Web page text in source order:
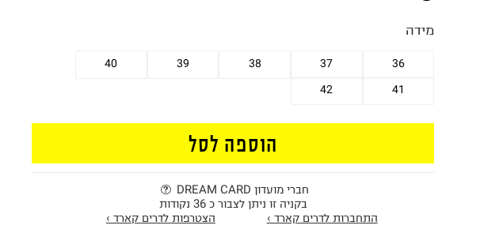
מידה
36
37
38
39
40
41
42
הוספה לסל
חברי מועדון DREAM CARD
בקניה זו ניתן לצבור כ 36 נקודות
התחברות לדרים קארד ›
הצטרפות לדרים קארד ›